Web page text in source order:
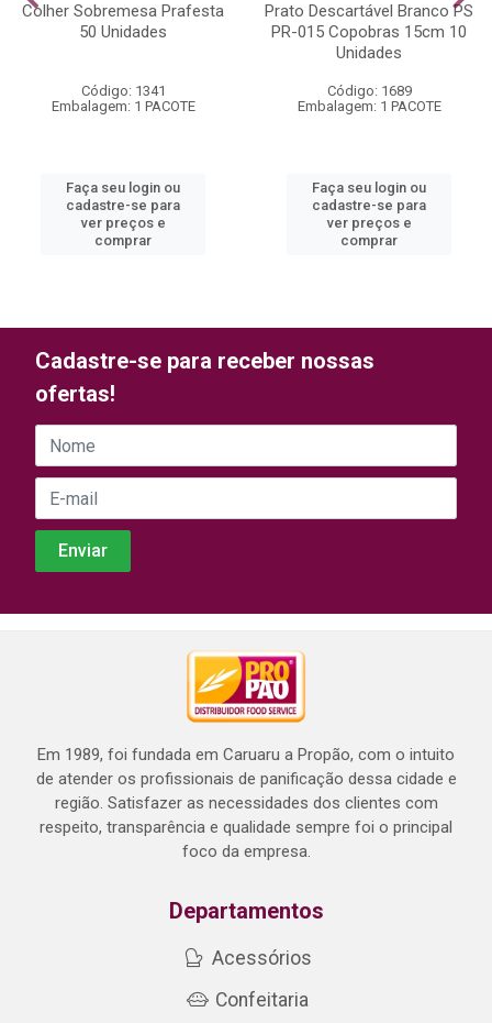
Colher Sobremesa Prafesta
50 Unidades
Código: 1341
Embalagem: 1 PACOTE
Faça seu login ou
cadastre-se para
ver preços e
comprar
Prato Descartável Branco PS
PR-015 Copobras 15cm 10
Unidades
Código: 1689
Embalagem: 1 PACOTE
Faça seu login ou
cadastre-se para
ver preços e
comprar
Cadastre-se para receber nossas
ofertas!
Em 1989, foi fundada em Caruaru a Propão, com o intuito
de atender os profissionais de panificação dessa cidade e
região. Satisfazer as necessidades dos clientes com
respeito, transparência e qualidade sempre foi o principal
foco da empresa.
Departamentos
Acessórios
Confeitaria